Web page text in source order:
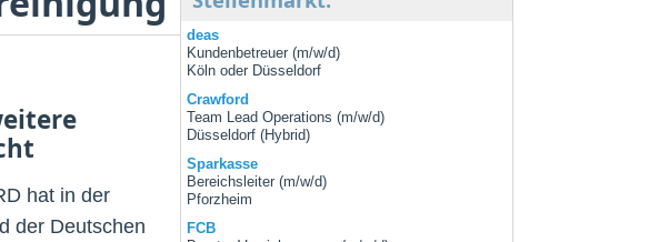
hat in der
der Deutschen
deas
Kundenbetreuer (m/w/d)
Köln oder Düsseldorf
Crawford
Team Lead Operations (m/w/d)
Düsseldorf (Hybrid)
Sparkasse
Bereichsleiter (m/w/d)
Pforzheim
FCB